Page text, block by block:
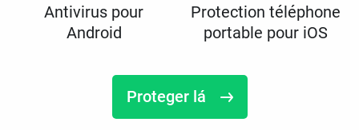
Antivirus pour
Android
Protection téléphone
portable pour iOS
Proteger lá